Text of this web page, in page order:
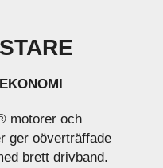
motorer och
ger oöverträffade
brett drivband.